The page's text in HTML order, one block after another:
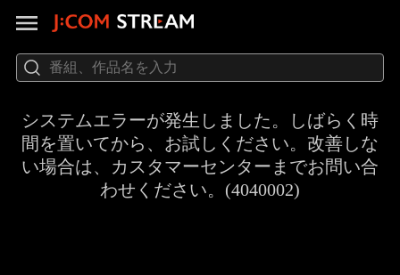
システムエラーが発生しました。しばらく時
間を置いてから、お試しください。改善しな
い場合は、カスタマーセンターまでお問い合
わせください。(4040002)